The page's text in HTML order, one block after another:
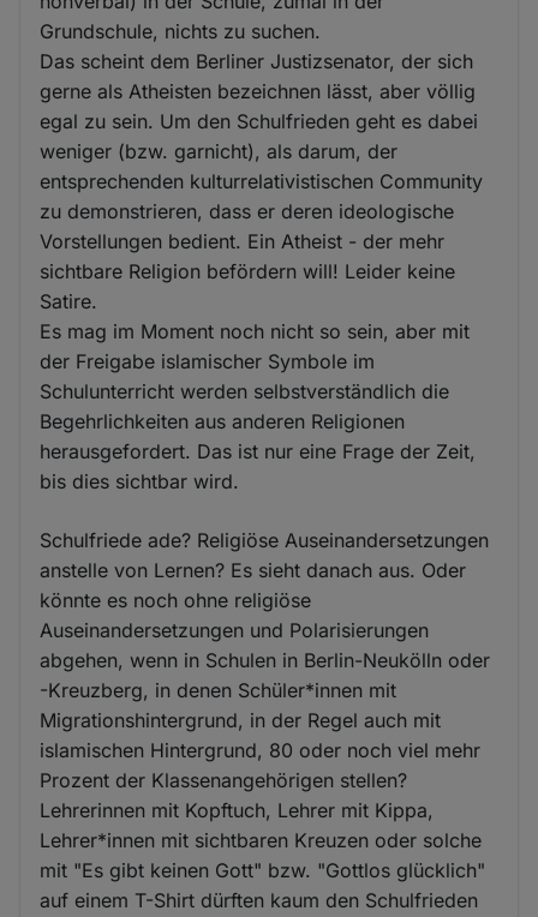
Grundschule, nichts zu suchen.
Das scheint dem Berliner Justizsenator, der sich
gerne als Atheisten bezeichnen lässt, aber völlig
egal zu sein. Um den Schulfrieden geht es dabei
weniger (bzw. garnicht), als darum, der
entsprechenden kulturrelativistischen Community
zu demonstrieren, dass er deren ideologische
Vorstellungen bedient. Ein Atheist - der mehr
sichtbare Religion befördern will! Leider keine
Satire.
Es mag im Moment noch nicht so sein, aber mit
der Freigabe islamischer Symbole im
Schulunterricht werden selbstverständlich die
Begehrlichkeiten aus anderen Religionen
herausgefordert. Das ist nur eine Frage der Zeit,
bis dies sichtbar wird.
Schulfriede ade? Religiöse Auseinandersetzungen
anstelle von Lernen? Es sieht danach aus. Oder
könnte es noch ohne religiöse
Auseinandersetzungen und Polarisierungen
abgehen, wenn in Schulen in Berlin-Neukölln oder
-Kreuzberg, in denen Schüler*innen mit
Migrationshintergrund, in der Regel auch mit
islamischen Hintergrund, 80 oder noch viel mehr
Prozent der Klassenangehörigen stellen?
Lehrerinnen mit Kopftuch, Lehrer mit Kippa,
Lehrer*innen mit sichtbaren Kreuzen oder solche
mit "Es gibt keinen Gott" bzw. "Gottlos glücklich"
auf einem T-Shirt dürften kaum den Schulfrieden